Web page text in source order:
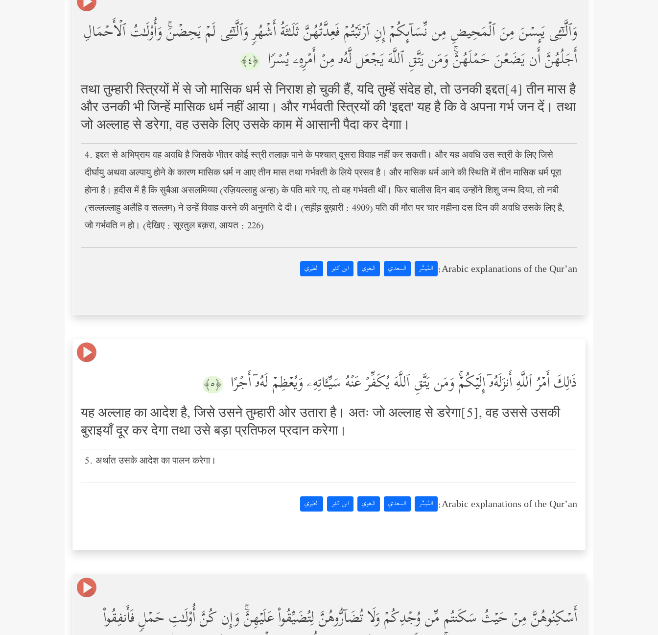
وَٱلَّـٰۤـِٔی یَىِٕسۡنَ مِنَ ٱلۡمَحِیضِ مِن نِّسَاۤىِٕكُمۡ إِنِ ٱرۡتَبۡتُمۡ فَعِدَّتُهُنَّ ثَلَـٰثَةُ أَشۡهُرࣲ وَٱلَّـٰۤـِٔی لَمۡ یَحِضۡنَۚ وَأُوْلَـٰتُ ٱلۡأَحۡمَالِ
أَجَلُهُنَّ أَن یَضَعۡنَ حَمۡلَهُنَّۚ وَمَن یَتَّقِ ٱللَّهَ یَجۡعَل لَّهُۥ مِنۡ أَمۡرِهِۦ یُسۡرࣰا ﴿٤﴾
तथा तुम्हारी स्त्रियों में से जो मासिक धर्म से निराश हो चुकी हैं, यदि तुम्हें संदेह हो, तो उनकी इद्दत[4] तीन मास है
और उनकी भी जिन्हें मासिक धर्म नहीं आया। और गर्भवती स्त्रियों की 'इद्दत' यह है कि वे अपना गर्भ जन दें। तथा
जो अल्लाह से डरेगा, वह उसके लिए उसके काम में आसानी पैदा कर देगाा।
4. इद्दत से अभिप्राय वह अवधि है जिसके भीतर कोई स्त्री तलाक़ पाने के पश्चात् दूसरा विवाह नहीं कर सकती। और यह अवधि उस स्त्री के लिए जिसे
दीर्घायु अथवा अल्पायु होने के कारण मासिक धर्म न आए तीन मास तथा गर्भवती के लिये प्रसव है। और मासिक धर्म आने की स्थिति में तीन मासिक धर्म पूरा
होना है। ह़दीस में है कि सुबैआ असलमिय्या (रज़ियल्लाहु अन्हा) के पति मारे गए, तो वह गर्भवती थीं। फिर चालीस दिन बाद उन्होंने शिशु जन्म दिया, तो नबी
(सल्लल्लाहु अलैहि व सल्लम) ने उन्हें विवाह करने की अनुमति दे दी। (सह़ीह़ बुख़ारी : 4909) पति की मौत पर चार महीना दस दिन की अवधि उसके लिए है,
जो गर्भवति न हो। (देखिए : सूरतुल बक़रा, आयत : 226)
Arabic explanations of the Qur’an: المُيسَّر السعدي البغوي ابن كثير الطبري
ذَ ٰ⁠لِكَ أَمۡرُ ٱللَّهِ أَنزَلَهُۥۤ إِلَیۡكُمۡۚ وَمَن یَتَّقِ ٱللَّهَ یُكَفِّرۡ عَنۡهُ سَیِّـَٔاتِهِۦ وَیُعۡظِمۡ لَهُۥۤ أَجۡرًا ﴿٥﴾
यह अल्लाह का आदेश है, जिसे उसने तुम्हारी ओर उतारा है। अतः जो अल्लाह से डरेगा[5], वह उससे उसकी
बुराइयाँ दूर कर देगा तथा उसे बड़ा प्रतिफल प्रदान करेगा।
5. अर्थात उसके आदेश का पालन करेगा।
Arabic explanations of the Qur’an: المُيسَّر السعدي البغوي ابن كثير الطبري
أَسۡكِنُوهُنَّ مِنۡ حَیۡثُ سَكَنتُم مِّن وُجۡدِكُمۡ وَلَا تُضَاۤرُّوهُنَّ لِتُضَیِّقُواْ عَلَیۡهِنَّۚ وَإِن كُنَّ أُوْلَـٰتِ حَمۡلࣲ فَأَنفِقُواْ